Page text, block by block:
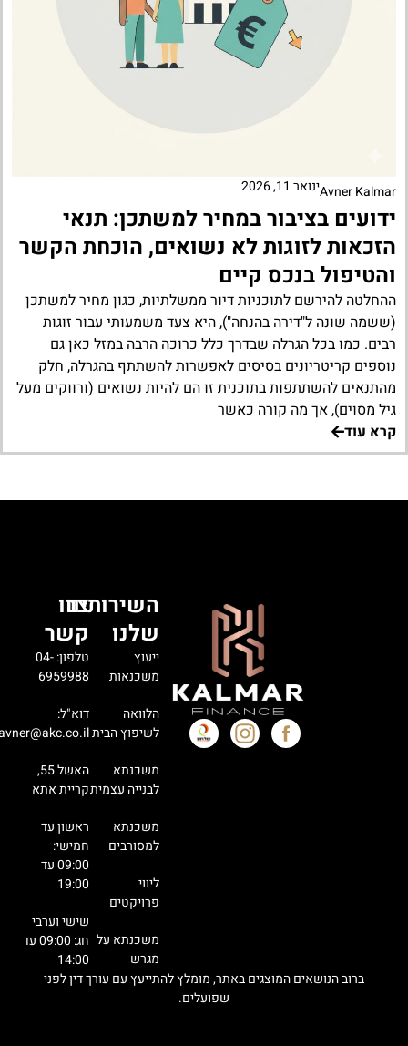
Avner Kalmarינואר 11, 2026
ידועים בציבור במחיר למשתכן: תנאי
הזכאות לזוגות לא נשואים, הוכחת הקשר
והטיפול בנכס קיים
ההחלטה להירשם לתוכניות דיור ממשלתיות, כגון מחיר למשתכן
(ששמה שונה ל"דירה בהנחה"), היא צעד משמעותי עבור זוגות
רבים. כמו בכל הגרלה שבדרך כלל כרוכה הרבה במזל כאן גם
נוספים קריטריונים בסיסים לאפשרות להשתתף בהגרלה, חלק
מהתנאים להשתתפות בתוכנית זו הם להיות נשואים (ורווקים מעל
גיל מסוים), אך מה קורה כאשר
קרא עוד
השירותים
שלנו
ייעוץ
משכנאות
הלוואה
לשיפוץ הבית
משכנתא
לבנייה עצמית
משכנתא
למסורבים
ליווי
פרויקטים
משכנתא על
מגרש
צרו
קשר
טלפון: 04-
6959988
דוא"ל:
avner@akc.co.il
האשל 55,
קריית אתא
ראשון עד
חמישי:
09:00 עד
19:00
שישי וערבי
חג: 09:00 עד
14:00
ברוב הנושאים המוצגים באתר, מומלץ להתייעץ עם עורך דין לפני
שפועלים.